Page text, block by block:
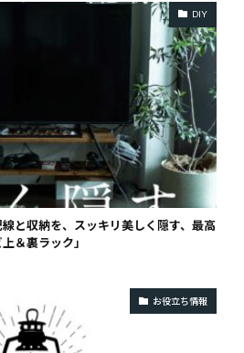
DIY
線と収納を、スッキリ美しく隠す、最高
＆裏ラック」
お役立ち情報